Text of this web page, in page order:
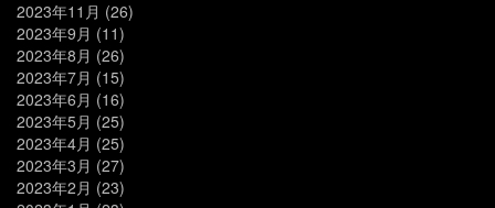
2023年11月 (26)
2023年9月 (11)
2023年8月 (26)
2023年7月 (15)
2023年6月 (16)
2023年5月 (25)
2023年4月 (25)
2023年3月 (27)
2023年2月 (23)